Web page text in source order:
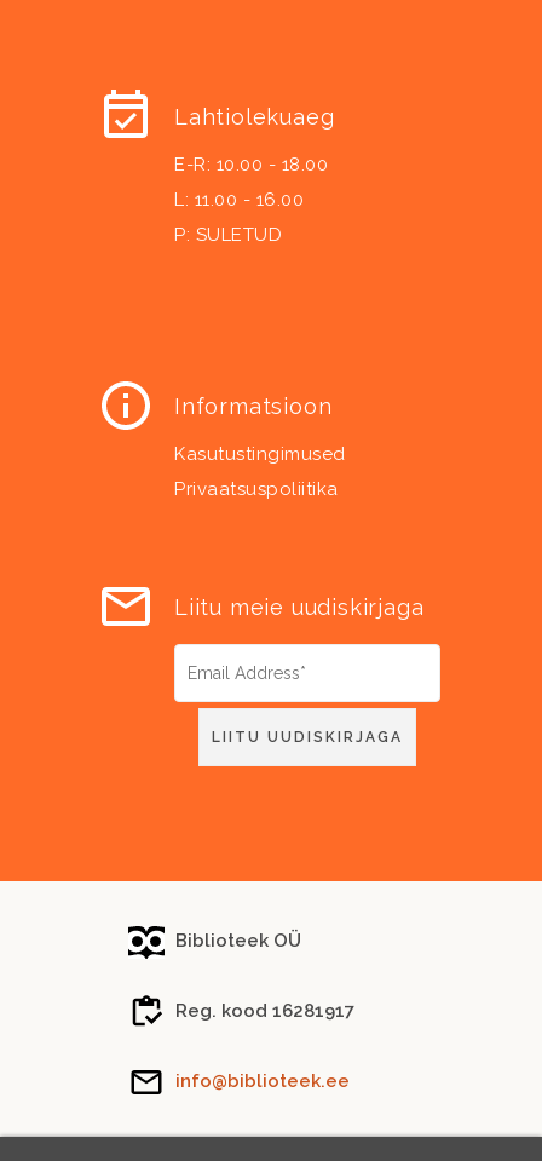
Lahtiolekuaeg
E-R: 10.00 - 18.00
L: 11.00 - 16.00
P: SULETUD
Informatsioon
Kasutustingimused
Privaatsuspoliitika
Liitu meie uudiskirjaga
Biblioteek OÜ
Reg. kood 16281917
info@biblioteek.ee